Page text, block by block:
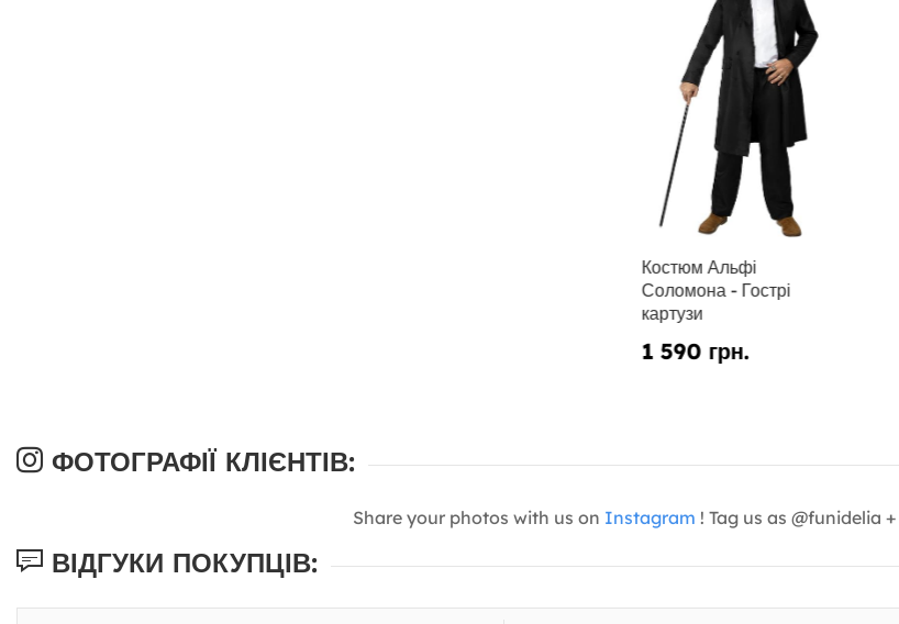
Костюм Альфі
Соломона - Гострі
картузи
1 590 грн.
ФОТОГРАФІЇ КЛІЄНТІВ:
Share your photos with us on Instagram ! Tag us as @funidelia +
ВІДГУКИ ПОКУПЦІВ: